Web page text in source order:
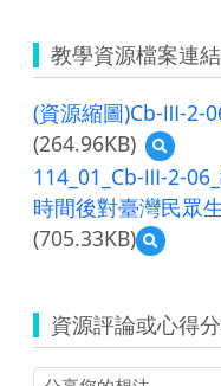
教學資源檔案連結
(資源縮圖)Cb-Ⅲ-2-
(264.96KB)
預
覽
(資
源
教
案
114_01_Cb-Ⅲ-2-
時間後對臺灣民眾
(705.33KB)
預
覽
06_
教
案
資源評論或心得